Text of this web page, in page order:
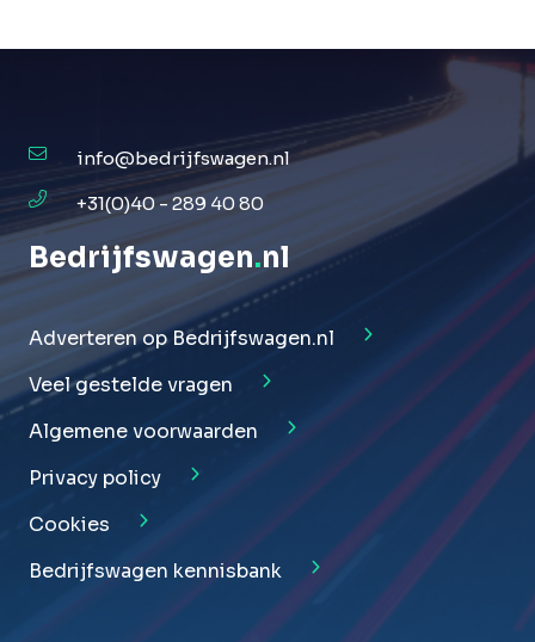
info@bedrijfswagen.nl
+31(0)40 - 289 40 80
Bedrijfswagen.nl
Adverteren op Bedrijfswagen.nl
Veel gestelde vragen
Algemene voorwaarden
Privacy policy
Cookies
Bedrijfswagen kennisbank